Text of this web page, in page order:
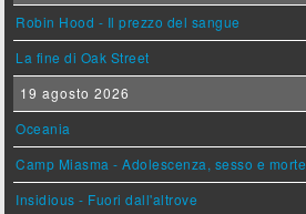
Robin Hood - Il prezzo del sangue
La fine di Oak Street
19 agosto 2026
Oceania
Camp Miasma - Adolescenza, sesso e morte
Insidious - Fuori dall'altrove